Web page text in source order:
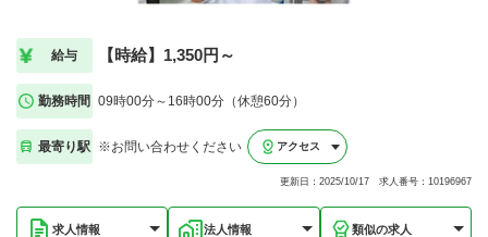
給与 【時給】1,350円～
勤務時間 09時00分～16時00分（休憩60分）
最寄り駅 ※お問い合わせください アクセス
更新日：2025/10/17 求人番号：10196967
求人情報 法人情報 類似の求人